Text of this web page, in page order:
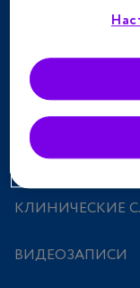
СПЕЦПРОЕКТЫ
МЕРОПРИЯТИЯ
ПРЕПАРАТЫ
КЛИНИЧЕСКИЕ
ВИДЕОЗАПИСИ